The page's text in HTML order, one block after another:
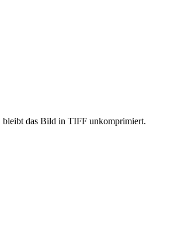
bleibt das Bild in TIFF unkomprimiert.